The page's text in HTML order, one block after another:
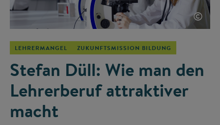
©
LEHRERMANGEL ZUKUNFTSMISSION BILDUNG
Stefan Düll: Wie man den
Lehrerberuf attraktiver
macht